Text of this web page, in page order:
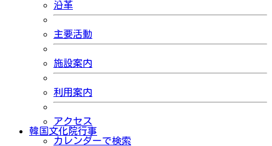
沿革
主要活動
施設案内
利用案内
アクセス
韓国文化院行事
カレンダーで検索